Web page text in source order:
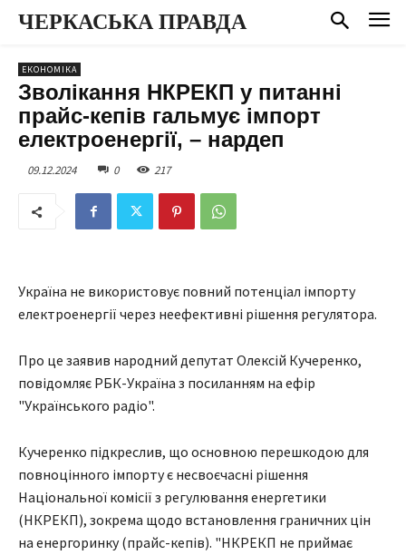
ЧЕРКАСЬКА ПРАВДА
ЕКОНОМІКА
Зволікання НКРЕКП у питанні
прайс-кепів гальмує імпорт
електроенергії, – нардеп
09.12.2024 0 217
Україна не використовує повний потенціал імпорту
електроенергії через неефективні рішення регулятора.
Про це заявив народний депутат Олексій Кучеренко,
повідомляє РБК-Україна з посиланням на ефір
"Українського радіо".
Кучеренко підкреслив, що основною перешкодою для
повноцінного імпорту є несвоєчасні рішення
Національної комісії з регулювання енергетики
(НКРЕКП), зокрема щодо встановлення граничних цін
на енергоринку (прайс-кепів). "НКРЕКП не приймає